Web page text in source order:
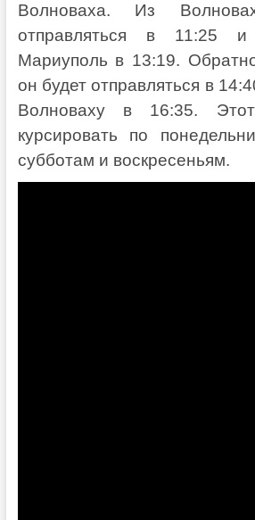
Волноваха. Из
отправляться в 11:25
Мариуполь в 13:19.
он будет отправляться в
Волноваху в 16:35.
курсировать по
субботам и воскресеньям.